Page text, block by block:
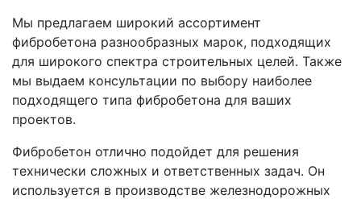
Мы предлагаем широкий ассортимент
фибробетона разнообразных марок, подходящих
для широкого спектра строительных целей. Также
мы выдаем консультации по выбору наиболее
подходящего типа фибробетона для ваших
проектов.
Фибробетон отлично подойдет для решения
технически сложных и ответственных задач. Он
используется в производстве железнодорожных